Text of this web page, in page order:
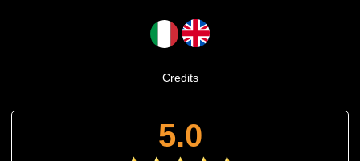
Credits
5.0